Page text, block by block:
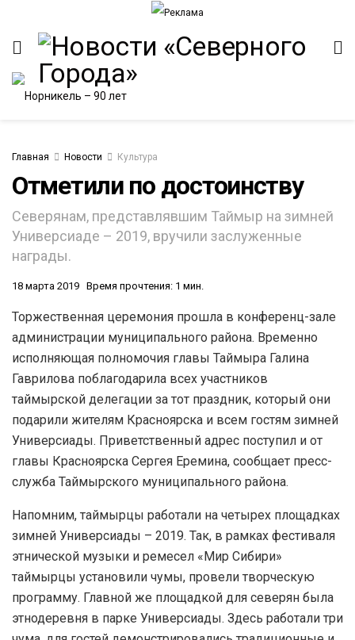
Главная Новости Культура
Отметили по достоинству
Северянам, представлявшим Таймыр на зимней
Универсиаде – 2019, вручили заслуженные
награды.
18 марта 2019 Время прочтения: 1 мин.
Торжественная церемония прошла в конференц-зале
администрации муниципального района. Временно
исполняющая полномочия главы Таймыра Галина
Гаврилова поблагодарила всех участников
таймырской делегации за тот праздник, который они
подарили жителям Красноярска и всем гостям зимней
Универсиады. Приветственный адрес поступил и от
главы Красноярска Сергея Еремина, сообщает пресс-
служба Таймырского муниципального района.
Напомним, таймырцы работали на четырех площадках
зимней Универсиады – 2019. Так, в рамках фестиваля
этнической музыки и ремесел «Мир Сибири»
таймырцы установили чумы, провели творческую
программу. Главной же площадкой для северян была
этнодеревня в парке Универсиады. Здесь работали три